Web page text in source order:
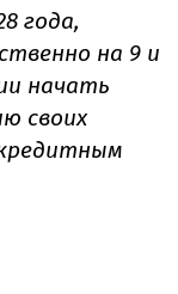
года,
на 9 и
начать
своих